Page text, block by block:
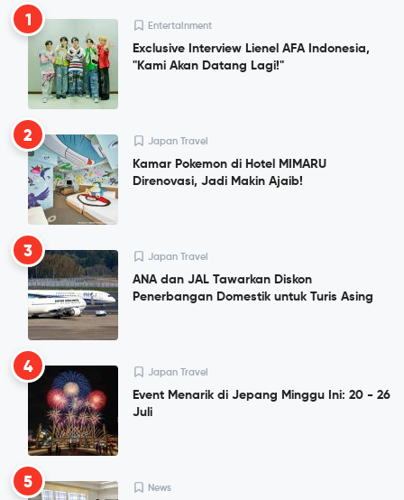
1 Entertainment
Exclusive Interview Lienel AFA Indonesia,
"Kami Akan Datang Lagi!"
2 Japan Travel
Kamar Pokemon di Hotel MIMARU
Direnovasi, Jadi Makin Ajaib!
3 Japan Travel
ANA dan JAL Tawarkan Diskon
Penerbangan Domestik untuk Turis Asing
4 Japan Travel
Event Menarik di Jepang Minggu Ini: 20 - 26
Juli
5 News